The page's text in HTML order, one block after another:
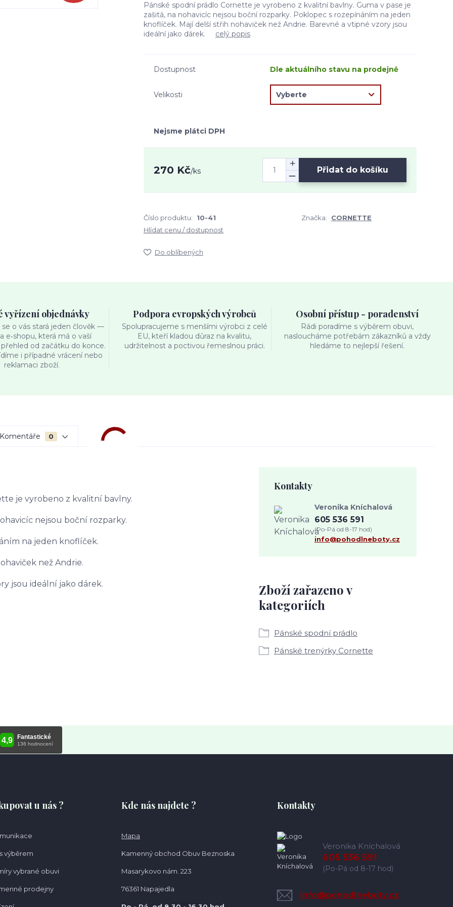
Pánské spodní prádlo Cornette je vyrobeno z kvalitní bavlny. Guma v pase je
zašitá, na nohavicíc nejsou boční rozparky. Poklopec s rozepínáním na jeden
knoflíček. Mají delší střih nohaviček než Andrie. Barevné a vtipné vzory jsou
ideální jako dárek. celý popis
Dostupnost Dle aktuálního stavu na prodejně
Velikosti
Nejsme plátci DPH
270 Kč/ks Přidat do košíku
Číslo produktu: 10-41 Značka:
CORNETTE
Hlídat cenu / dostupnost
Do oblíbených
vyřízení objednávky
o vás stará jeden člověk —
e‑shopu, která má o vaší
od začátku do konce.
i případné vrácení nebo
reklamaci zboží.
Podpora evropských výrobců
Spolupracujeme s menšími výrobci z celé
EU, kteří kladou důraz na kvalitu,
udržitelnost a poctivou řemeslnou práci.
Osobní přístup - poradenství
Rádi poradíme s výběrem obuvi,
nasloucháme potřebám zákazníků a vždy
hledáme to nejlepší řešení.
Komentáře 0
je vyrobeno z kvalitní bavlny.
nejsou boční rozparky.
na jeden knoflíček.
než Andrie.
jsou ideální jako dárek.
Zboží zařazeno v
kategoriích
Pánské spodní prádlo
Pánské trenýrky Cornette
Kontakty
Veronika Kníchalová
605 536 591
(Po-Pá od 8-17 hod)
info@pohodlneboty.cz
u nás ?
výběrem
vybrané obuvi
prodejny
Kde nás najdete ?
Mapa
Kamenný obchod Obuv Beznoska
Masarykovo nám. 223
76361 Napajedla
Kontakty
Veronika Kníchalová
605 536 591
(Po-Pá od 8-17 hod)
info@pohodlneboty.cz